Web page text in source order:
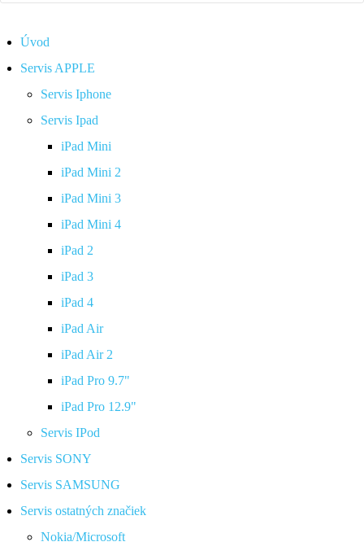
Úvod
Servis APPLE
Servis Iphone
Servis Ipad
iPad Mini
iPad Mini 2
iPad Mini 3
iPad Mini 4
iPad 2
iPad 3
iPad 4
iPad Air
iPad Air 2
iPad Pro 9.7"
iPad Pro 12.9"
Servis IPod
Servis SONY
Servis SAMSUNG
Servis ostatných značiek
Nokia/Microsoft